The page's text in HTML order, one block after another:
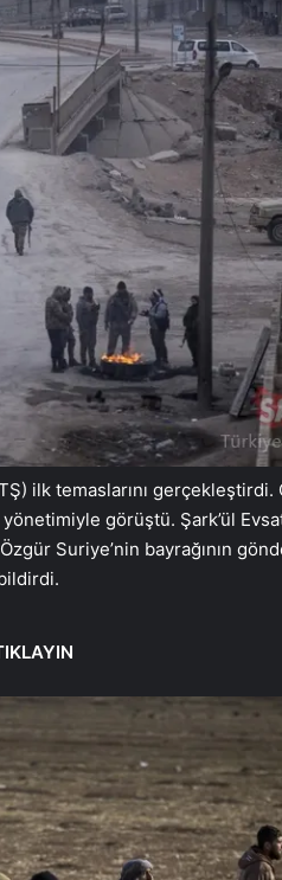
ilk temaslarını gerçekleştirdi.
görüştü. Şark’ül
Suriye’nin bayrağının